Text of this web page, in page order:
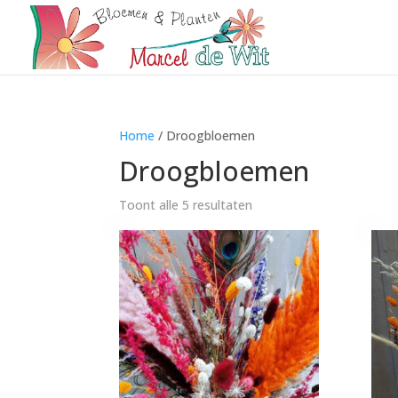
Home / Droogbloemen
Droogbloemen
Toont alle 5 resultaten